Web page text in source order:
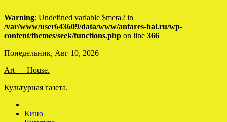
Warning: Undefined variable $meta2 in
/var/www/user643609/data/www/antares-bal.ru/wp-
content/themes/seek/functions.php on line 366
Skip
content
Понедельник, Авг 10, 2026
Art — House.
Культурная газета.
Кино